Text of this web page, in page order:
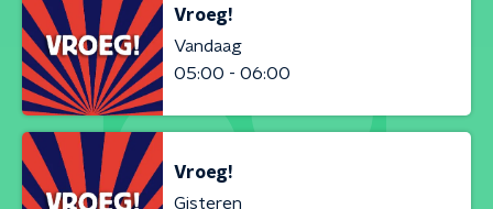
Vroeg!
Vandaag
05:00 - 06:00
Vroeg!
Gisteren